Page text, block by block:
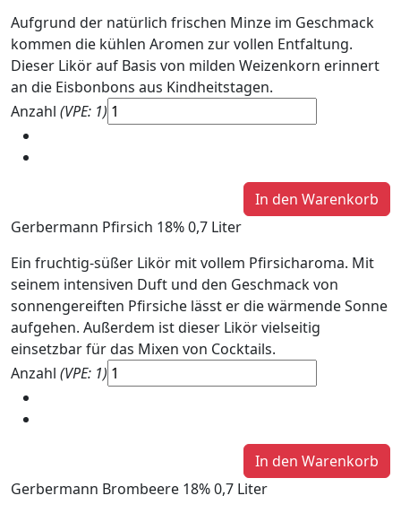
Aufgrund der natürlich frischen Minze im Geschmack
kommen die kühlen Aromen zur vollen Entfaltung.
Dieser Likör auf Basis von milden Weizenkorn erinnert
an die Eisbonbons aus Kindheitstagen.
Anzahl (VPE: 1)
Gerbermann Pfirsich 18% 0,7 Liter
Ein fruchtig-süßer Likör mit vollem Pfirsicharoma. Mit
seinem intensiven Duft und den Geschmack von
sonnengereiften Pfirsiche lässt er die wärmende Sonne
aufgehen. Außerdem ist dieser Likör vielseitig
einsetzbar für das Mixen von Cocktails.
Anzahl (VPE: 1)
Gerbermann Brombeere 18% 0,7 Liter